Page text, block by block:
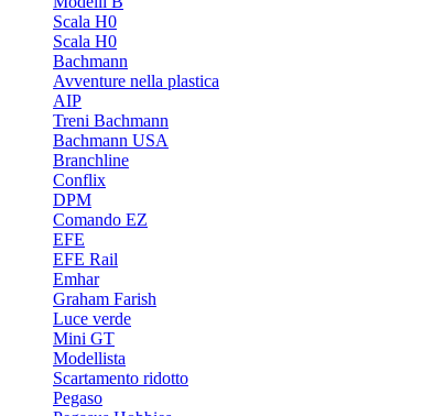
Scala H0
Scala H0
Bachmann
Avventure nella plastica
AIP
Treni Bachmann
Bachmann USA
Branchline
Conflix
DPM
Comando EZ
EFE
EFE Rail
Emhar
Graham Farish
Luce verde
Mini GT
Modellista
Scartamento ridotto
Pegaso